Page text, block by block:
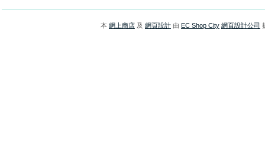
本 網上商店 及 網頁設計 由 EC Shop City 網頁設計公司